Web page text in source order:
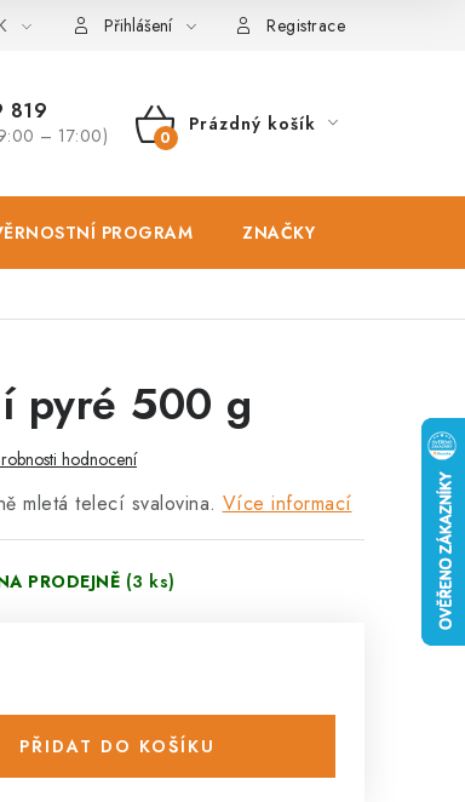
Zásady použivání souboru cookies
Přihlášení Registrace
819
– 17:00)
NÁKUPNÍ
Prázdný košík
PROGRAM ZNAČKY
pyré 500 g
hodnocení
mletá telecí svalovina. Více informací
PRODEJNĚ (3 ks)
PŘIDAT DO KOŠÍKU